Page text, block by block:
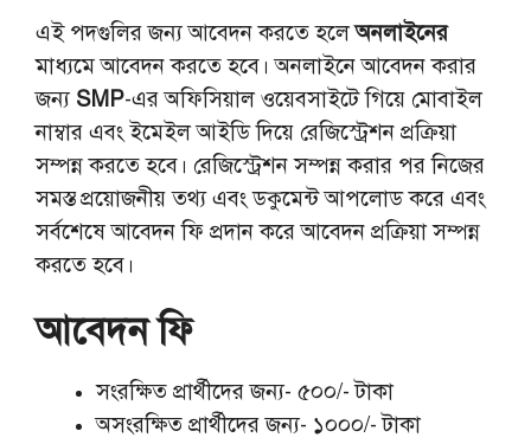
এই পদগুলির জন্য আবেদন করতে হলেঅনলাইনের
মাধ্যমে আবেদন করতে হবে। অনলাইনে আবেদন করার
জন্য SMP-এর অফিসিয়াল ওয়েবসাইটে গিয়ে মোবাইল
নাম্বার এবং ইমেইল আইডি দিয়ে রেজিস্ট্রেশন প্রক্রিয়া
সম্পন্ন করতে হবে। রেজিস্ট্রেশন সম্পন্ন করার পর নিজের
সমস্ত প্রয়োজনীয় তথ্য এবং ডকুমেন্ট আপলোড করে এবং
সর্বশেষে আবেদন ফি প্রদান করে আবেদন প্রক্রিয়া সম্পন্ন
করতে হবে।
আবেদন ফি
সংরক্ষিত প্রার্থীদের জন্য- ৫০০/- টাকা
অসংরক্ষিত প্রার্থীদের জন্য- ১০০০/- টাকা